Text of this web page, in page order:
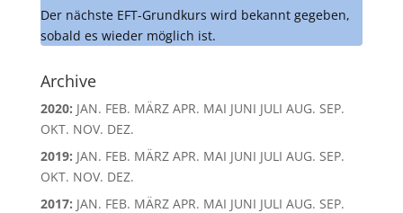
Der nächste EFT-Grundkurs wird bekannt gegeben,
sobald es wieder möglich ist.
Archive
2020: JAN. FEB. MÄRZ APR. MAI JUNI JULI AUG. SEP.
OKT. NOV. DEZ.
2019: JAN. FEB. MÄRZ APR. MAI JUNI JULI AUG. SEP.
OKT. NOV. DEZ.
2017: JAN. FEB. MÄRZ APR. MAI JUNI JULI AUG. SEP.